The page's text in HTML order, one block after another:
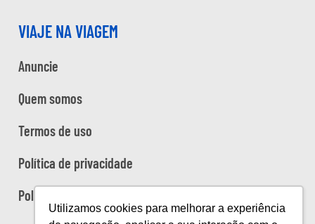
Utilizamos cookies para melhorar a experiência
VIAJE NA VIAGEM
Anuncie
Quem somos
Termos de uso
Política de privacidade
Política de cookies